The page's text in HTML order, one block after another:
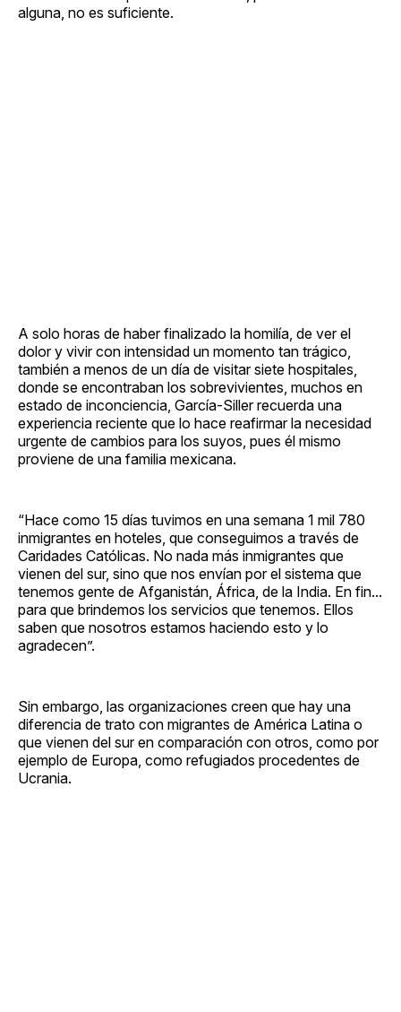
alguna, no es suficiente.
A solo horas de haber finalizado la homilía, de ver el
dolor y vivir con intensidad un momento tan trágico,
también a menos de un día de visitar siete hospitales,
donde se encontraban los sobrevivientes, muchos en
estado de inconciencia, García-Siller recuerda una
experiencia reciente que lo hace reafirmar la necesidad
urgente de cambios para los suyos, pues él mismo
proviene de una familia mexicana.
“Hace como 15 días tuvimos en una semana 1 mil 780
inmigrantes en hoteles, que conseguimos a través de
Caridades Católicas. No nada más inmigrantes que
vienen del sur, sino que nos envían por el sistema que
tenemos gente de Afganistán, África, de la India. En fin...
para que brindemos los servicios que tenemos. Ellos
saben que nosotros estamos haciendo esto y lo
agradecen”.
Sin embargo, las organizaciones creen que hay una
diferencia de trato con migrantes de América Latina o
que vienen del sur en comparación con otros, como por
ejemplo de Europa, como refugiados procedentes de
Ucrania.